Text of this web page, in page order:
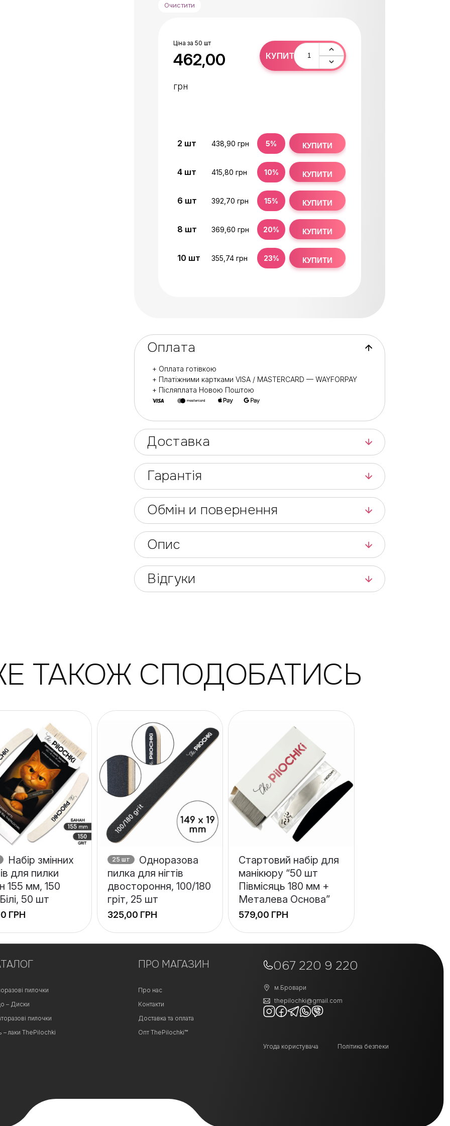
Очистити
Ціна за 50 шт
462,00
грн
КУПИТИ
2 шт 438,90 грн 5% КУПИТИ
4 шт 415,80 грн 10% КУПИТИ
6 шт 392,70 грн 15% КУПИТИ
8 шт 369,60 грн 20% КУПИТИ
10 шт 355,74 грн 23% КУПИТИ
Оплата
+ Оплата готівкою
+ Платіжними картками VISA / MASTERCARD — WAYFORPAY
+ Післяплата Новою Поштою
Доставка
Гарантія
Обмін и повернення
Опис
Відгуки
ТАКОЖ СПОДОБАТИСЬ
Набір змінних
для пилки
155 мм, 150
50 шт
ГРН
25 шт
Одноразова
пилка для нігтів
двостороння, 100/180
гріт, 25 шт
ГРН
Стартовий набір для
манікюру “50 шт
Півмісяць 180 мм +
Металева Основа”
ГРН
ПРО МАГАЗИН 067 220 9 220
пилочки
– Диски
пилочки
– лаки ThePilochki
Про нас
Контакти
Доставка та оплата
Опт ThePilochki™
м.Бровари
thepilochki@gmail.com
Угода користувача Політика безпеки